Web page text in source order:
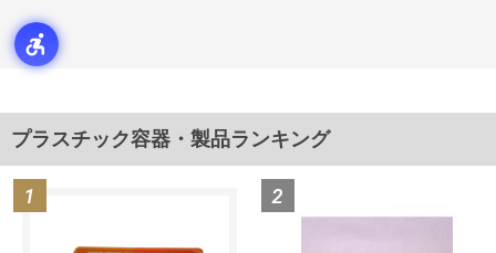
プラスチック容器・製品ランキング